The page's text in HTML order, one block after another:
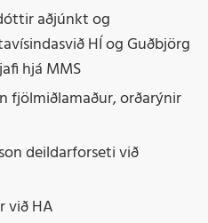
aðjúnkt og
HÍ og Guðbjörg
hjá MMS
fjölmiðlamaður, orðarýnir
deildarforseti við
við HA